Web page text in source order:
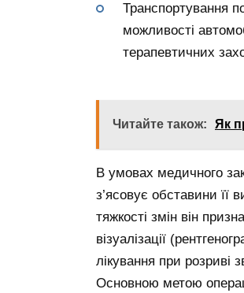
Транспортування
можливості
терапевтичних
Читайте також: Як
В умовах медичного
з’ясовує обставини її
тяжкості змін він
візуалізації
лікування при розриві
Основною метою